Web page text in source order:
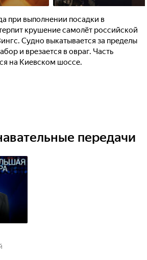
при выполнении посадки в
крушение самолёт российской
Судно выкатывается за пределы
и врезается в овраг. Часть
на Киевском шоссе.
передачи